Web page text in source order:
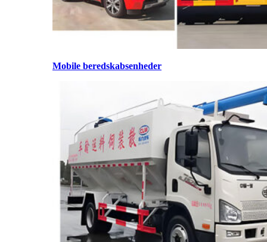
Mobile beredskabsenheder